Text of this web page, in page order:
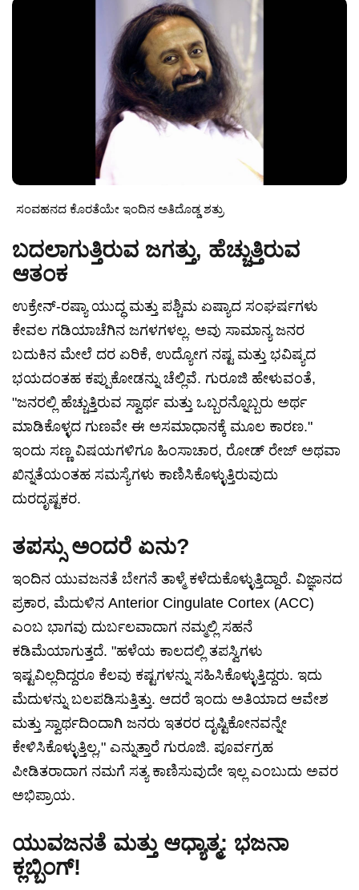
ಸಂವಹನದ ಕೊರತೆಯೇ ಇಂದಿನ ಅತಿದೊಡ್ಡ ಶತ್ರು
ಬದಲಾಗುತ್ತಿರುವ ಜಗತ್ತು, ಹೆಚ್ಚುತ್ತಿರುವ
ಆತಂಕ
ಉಕ್ರೇನ್-ರಷ್ಯಾ ಯುದ್ಧ ಮತ್ತು ಪಶ್ಚಿಮ ಏಷ್ಯಾದ ಸಂಘರ್ಷಗಳು
ಕೇವಲ ಗಡಿಯಾಚೆಗಿನ ಜಗಳಗಳಲ್ಲ. ಅವು ಸಾಮಾನ್ಯ ಜನರ
ಬದುಕಿನ ಮೇಲೆ ದರ ಏರಿಕೆ, ಉದ್ಯೋಗ ನಷ್ಟ ಮತ್ತು ಭವಿಷ್ಯದ
ಭಯದಂತಹ ಕಪ್ಪುಕೋಡನ್ನು ಚೆಲ್ಲಿವೆ. ಗುರೂಜಿ ಹೇಳುವಂತೆ,
"ಜನರಲ್ಲಿ ಹೆಚ್ಚುತ್ತಿರುವ ಸ್ವಾರ್ಥ ಮತ್ತು ಒಬ್ಬರನ್ನೊಬ್ಬರು ಅರ್ಥ
ಮಾಡಿಕೊಳ್ಳದ ಗುಣವೇ ಈ ಅಸಮಾಧಾನಕ್ಕೆ ಮೂಲ ಕಾರಣ."
ಇಂದು ಸಣ್ಣ ವಿಷಯಗಳಿಗೂ ಹಿಂಸಾಚಾರ, ರೋಡ್ ರೇಜ್‌ ಅಥವಾ
ಖಿನ್ನತೆಯಂತಹ ಸಮಸ್ಯೆಗಳು ಕಾಣಿಸಿಕೊಳ್ಳುತ್ತಿರುವುದು
ದುರದೃಷ್ಟಕರ.
ತಪಸ್ಸು ಅಂದರೆ ಏನು?
ಇಂದಿನ ಯುವಜನತೆ ಬೇಗನೆ ತಾಳ್ಮೆ ಕಳೆದುಕೊಳ್ಳುತ್ತಿದ್ದಾರೆ. ವಿಜ್ಞಾನದ
ಪ್ರಕಾರ, ಮೆದುಳಿನ Anterior Cingulate Cortex (ACC)
ಎಂಬ ಭಾಗವು ದುರ್ಬಲವಾದಾಗ ನಮ್ಮಲ್ಲಿ ಸಹನೆ
ಕಡಿಮೆಯಾಗುತ್ತದೆ. "ಹಳೆಯ ಕಾಲದಲ್ಲಿ ತಪಸ್ವಿಗಳು
ಇಷ್ಟವಿಲ್ಲದಿದ್ದರೂ ಕೆಲವು ಕಷ್ಟಗಳನ್ನು ಸಹಿಸಿಕೊಳ್ಳುತ್ತಿದ್ದರು. ಇದು
ಮೆದುಳನ್ನು ಬಲಪಡಿಸುತ್ತಿತ್ತು. ಆದರೆ ಇಂದು ಅತಿಯಾದ ಆವೇಶ
ಮತ್ತು ಸ್ವಾರ್ಥದಿಂದಾಗಿ ಜನರು ಇತರರ ದೃಷ್ಟಿಕೋನವನ್ನೇ
ಕೇಳಿಸಿಕೊಳ್ಳುತ್ತಿಲ್ಲ," ಎನ್ನುತ್ತಾರೆ ಗುರೂಜಿ. ಪೂರ್ವಗ್ರಹ
ಪೀಡಿತರಾದಾಗ ನಮಗೆ ಸತ್ಯ ಕಾಣಿಸುವುದೇ ಇಲ್ಲ ಎಂಬುದು ಅವರ
ಅಭಿಪ್ರಾಯ.
ಯುವಜನತೆ ಮತ್ತು ಆಧ್ಯಾತ್ಮ: ಭಜನಾ
ಕ್ಲಬ್ಬಿಂಗ್!